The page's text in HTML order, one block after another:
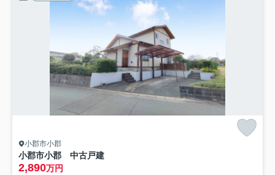
小郡市小郡
小郡市小郡 中古戸建
2,890万円